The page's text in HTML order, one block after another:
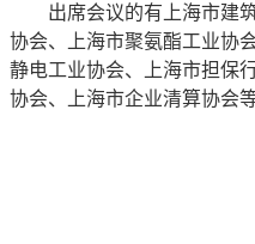
出席会议的有上海市建筑
协会、上海市聚氨酯工业协
静电工业协会、上海市担保
协会、上海市企业清算协会等